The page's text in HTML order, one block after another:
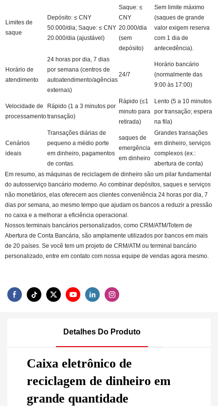
Limites de
saque
Depósito: ≤ CNY
50.000/dia; Saque: ≤ CNY
20.000/dia (ajustável)
Saque: ≤
CNY
20.000/dia
(sem
depósito)
Sem limite máximo
(saques de grande
valor exigem reserva
com 1 dia de
antecedência).
Horário de
atendimento
24 horas por dia, 7 dias
por semana (centros de
autoatendimento/agências
externas)
24/7
Horário bancário
(normalmente das
9:00 às 17:00)
Velocidade de
processamento
Rápido (1 a 3 minutos por
transação)
Rápido (≤1
minuto para
retirada)
Lento (5 a 10 minutos
por transação; espera
na fila)
Cenários
ideais
Transações diárias de
pequeno a médio porte
em dinheiro, pagamentos
de contas.
saques de
emergência
em dinheiro
Grandes transações
em dinheiro, serviços
complexos (ex.:
abertura de conta)
Em resumo, as máquinas de reciclagem de dinheiro são um pilar fundamental
do autosserviço bancário moderno. Ao combinar depósitos, saques e serviços
não monetários, elas oferecem aos clientes conveniência 24 horas por dia, 7
dias por semana, ao mesmo tempo que ajudam os bancos a reduzir a pressão
no caixa e a melhorar a eficiência operacional.
Nossos terminais bancários personalizados, como CRM/ATM/Totem de
Abertura de Conta Bancária, são amplamente utilizados por bancos em mais
de 20 países. Se você tem um projeto de CRM/ATM ou terminal bancário
personalizado, entre em contato com nossa equipe de vendas agora mesmo.
Detalhes Do Produto
Caixa eletrônico de
reciclagem de dinheiro em
grande quantidade